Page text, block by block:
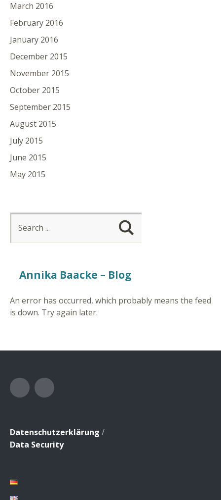
March 2016
February 2016
January 2016
December 2015
November 2015
October 2015
September 2015
August 2015
July 2015
June 2015
May 2015
Annika Baacke – Blog
An error has occurred, which probably means the feed
is down. Try again later.
Facebook
Datenschutzerklärung /
Data Security